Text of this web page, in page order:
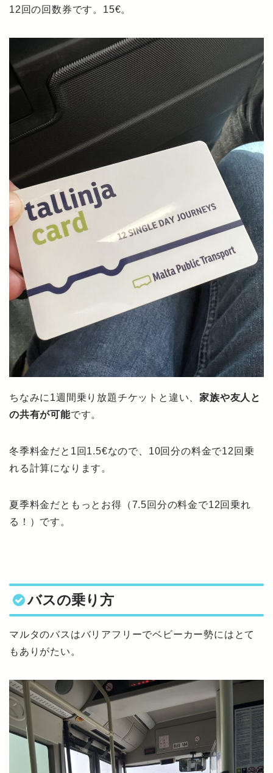
12回の回数券です。15€。
ちなみに1週間乗り放題チケットと違い、家族や友人と
の共有が可能です。
冬季料金だと1回1.5€なので、10回分の料金で12回乗
れる計算になります。
夏季料金だともっとお得（7.5回分の料金で12回乗れ
る！）です。
バスの乗り方
マルタのバスはバリアフリーでベビーカー勢にはとて
もありがたい。